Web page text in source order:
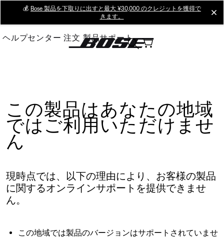
Main
💰 Bose 製品を下取りに出すと最大 ¥30,000 のクレジットを獲得で
きます。
ヘルプセンター 注文 製品サポート
この製品はあなたの地域
ではご利用いただけませ
ん
現時点では、以下の理由により、お客様の製品
に関するオンラインサポートを提供できませ
ん。
この地域では製品のバージョンはサポートされていませ